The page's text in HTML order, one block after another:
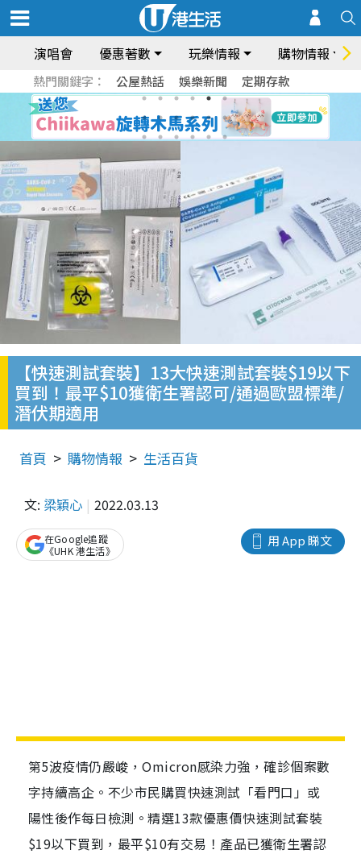
演唱會 優惠著數 玩樂情報 購物情報
熱門關鍵字： 公屋熱話 娛樂新聞 定期存款
【快速測試套裝】13大快速測試套裝$19以下
買到！最平$10獲衛生署認可/通過歐盟標準/
潛伏期適用
首頁 購物情報 生活百貨
文: 梁穎心 2022.03.13
用 App 睇文
在Google追蹤
《UHK 港生活》
第5波疫情仍嚴峻，Omicron感染力強，確診個案數
字持續高企。不少市民購買快速測試「看門口」或
陽性後作每日檢測。精選13款優惠價快速測試套裝
$19以下買到，最平$10有交易！產品已獲衛生署認